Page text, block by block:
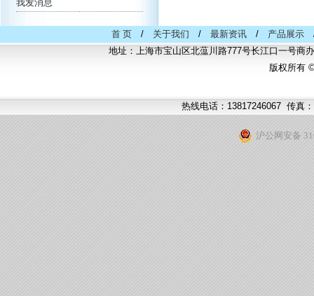
首 页 / 关于我们 / 最新资讯 / 产品展示
地址：上海市宝山区北蕰川路777号长江口一号
版权所有
热线电话：13817246067 传
沪公网安备